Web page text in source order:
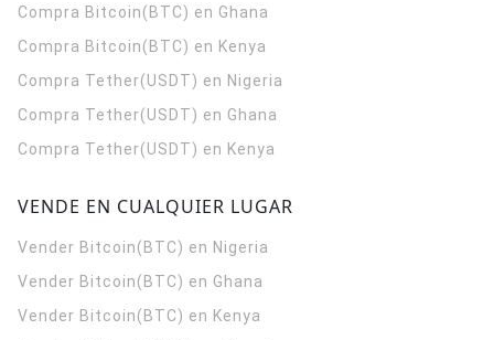
Compra Bitcoin(BTC) en Ghana
Compra Bitcoin(BTC) en Kenya
Compra Tether(USDT) en Nigeria
Compra Tether(USDT) en Ghana
Compra Tether(USDT) en Kenya
VENDE EN CUALQUIER LUGAR
Vender Bitcoin(BTC) en Nigeria
Vender Bitcoin(BTC) en Ghana
Vender Bitcoin(BTC) en Kenya